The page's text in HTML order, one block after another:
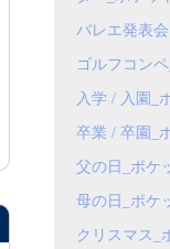
バレエ発表会
ゴルフコン
入学 / 入園_
卒業 / 卒園_
父の日_ポケ
母の日_ポケ
クリスマス_